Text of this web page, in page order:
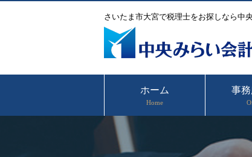
さいたま市大宮で税理士をお探しなら中
ホーム
Home
事